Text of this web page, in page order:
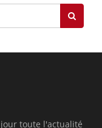
toute l'actualité